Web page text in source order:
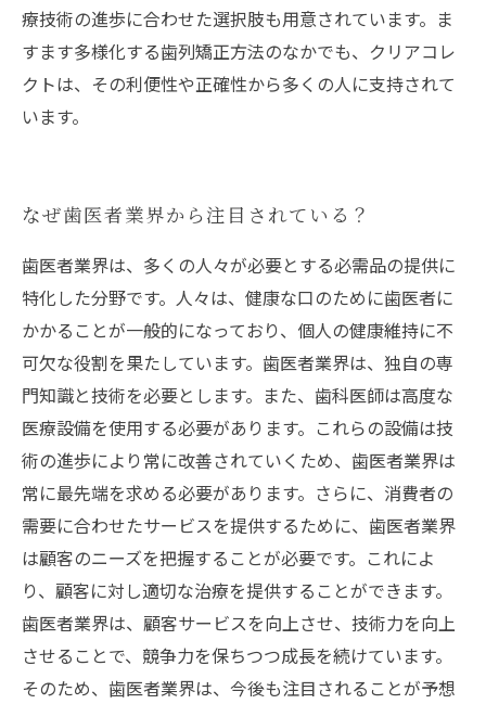
療技術の進歩に合わせた選択肢も用意されています。ま
すます多様化する歯列矯正方法のなかでも、クリアコレ
クトは、その利便性や正確性から多くの人に支持されて
います。
なぜ歯医者業界から注目されている？
歯医者業界は、多くの人々が必要とする必需品の提供に
特化した分野です。人々は、健康な口のために歯医者に
かかることが一般的になっており、個人の健康維持に不
可欠な役割を果たしています。歯医者業界は、独自の専
門知識と技術を必要とします。また、歯科医師は高度な
医療設備を使用する必要があります。これらの設備は技
術の進歩により常に改善されていくため、歯医者業界は
常に最先端を求める必要があります。さらに、消費者の
需要に合わせたサービスを提供するために、歯医者業界
は顧客のニーズを把握することが必要です。これによ
り、顧客に対し適切な治療を提供することができます。
歯医者業界は、顧客サービスを向上させ、技術力を向上
させることで、競争力を保ちつつ成長を続けています。
そのため、歯医者業界は、今後も注目されることが予想